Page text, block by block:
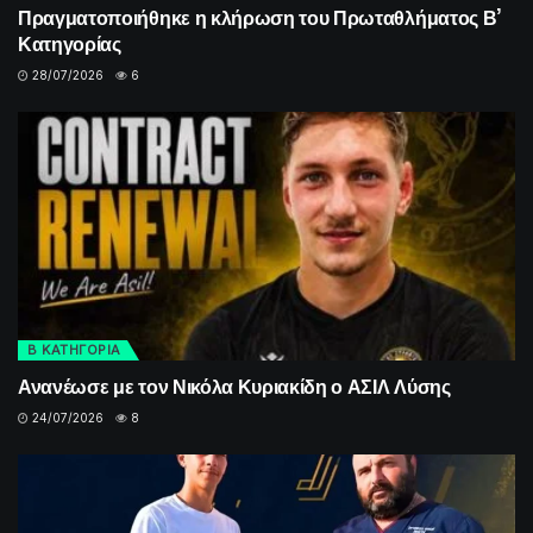
Πραγματοποιήθηκε η κλήρωση του Πρωταθλήματος Β’
Κατηγορίας
28/07/2026 6
Β ΚΑΤΗΓΟΡΙΑ
Ανανέωσε με τον Νικόλα Κυριακίδη ο ΑΣΙΛ Λύσης
24/07/2026 8